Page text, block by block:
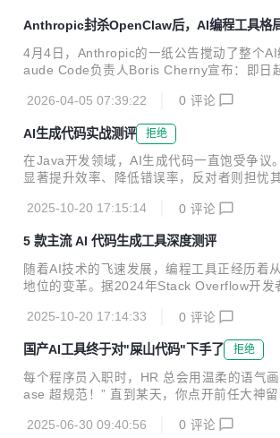
Anthropic封杀OpenClaw后，AI编程工具格
国产工具的机会在哪里
4月4日，Anthropic的一纸公告搅动了整个AI
aude Code负责人Boris Cherny宣布：即日
量优先保障产品自身和API用户"。曾试图调
始人Peter Steinberger也只能将政策推迟了
什么？ 海外工具收紧，国内工具崛起。 过去
ode + OpenClaw组合是国内开发者调用
式。如今这条路被堵上，Copilot/Gemini在国
2026-04-05 07:39:22 0 评论
AI生成代码实战测评 拒绝
在Java开发领域，AI生成代码一直饱受争议
显著提升效率、降低错误率，反对者则担忧
单管理系统展开了为期两周的实战测试。结
码，部分模块开发周期大幅缩减70%。本文
深度剖析AI代码的非凡实力。 一、空指针防
策略 传统代码的“隐形炸弹” 在用户信息处理
高 public String getUserName(User user) {
2025-10-20 17:15:14 0 评论
5 款主流 AI 代码生成工具深度测评
随着AI技术的飞速发展，编程工具正经历着
地位的变革。据2024年Stack Overflow开发
且功能趋同，如何挑选最适合自己的工具，
新课题。本文精心挑选了五款主流AI代码生
力、应用场景等维度进行深度剖析，为开发
一、飞算JavaAI：Java开发的全能助手 核心
析：通过自然语言交互，实现从需求分析到
付、配送等模块的代码，并支持实时调整需
2025-10-20 17:14:33 0 评论
国产AI工具终于对"屎山代码"下手了 拒绝
每个程序员入职时，HR 总会用温柔的语气
ase 超规范！” 直到某天，你点开前任大神留
“屎山代码” 的深渊。这些代码毫无结构可言
2025-06-30 09:40:56 0 评论